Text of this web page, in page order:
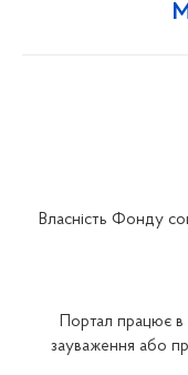
Закарпатське
Власність Фонду
Портал працює в
зауваження або